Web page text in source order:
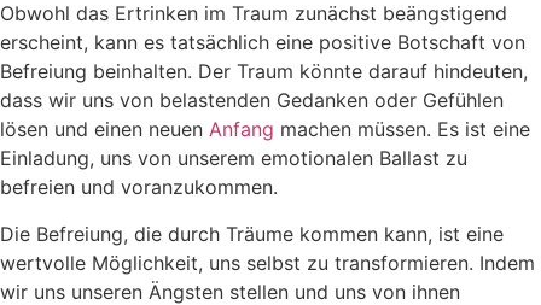
Obwohl das Ertrinken im Traum zunächst beängstigend
erscheint, kann es tatsächlich eine positive Botschaft von
Befreiung beinhalten. Der Traum könnte darauf hindeuten,
dass wir uns von belastenden Gedanken oder Gefühlen
lösen und einen neuen Anfang machen müssen. Es ist eine
Einladung, uns von unserem emotionalen Ballast zu
befreien und voranzukommen.
Die Befreiung, die durch Träume kommen kann, ist eine
wertvolle Möglichkeit, uns selbst zu transformieren. Indem
wir uns unseren Ängsten stellen und uns von ihnen